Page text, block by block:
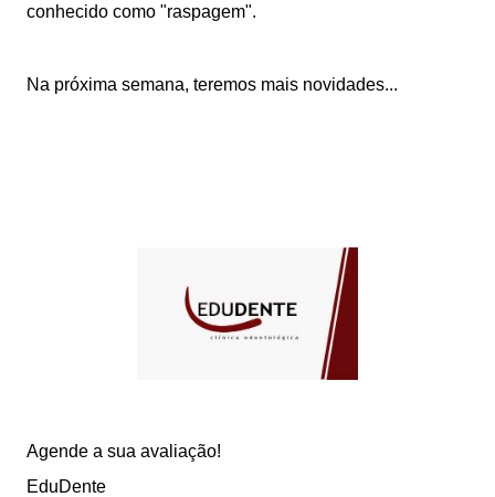
conhecido como "raspagem".
Na próxima semana, teremos mais novidades...
Agende a sua avaliação!
EduDente